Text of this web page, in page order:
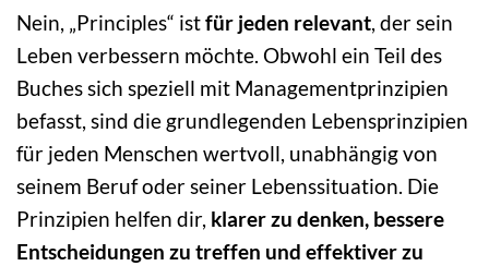
Nein, „Principles“ istfür jeden relevant, der sein
Leben verbessern möchte. Obwohl ein Teil des
Buches sich speziell mit Managementprinzipien
befasst, sind die grundlegenden Lebensprinzipien
für jeden Menschen wertvoll, unabhängig von
seinem Beruf oder seiner Lebenssituation. Die
Prinzipien helfen dir, klarer zu denken, bessere
Entscheidungen zu treffen und effektiver zu